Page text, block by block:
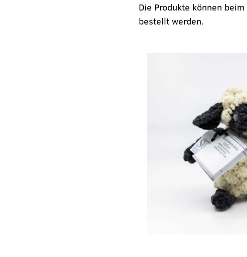
Die Produkte können
bestellt werden.